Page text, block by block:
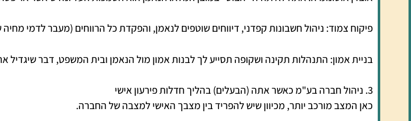
פיקוח צמוד: ניהול חשבונות קפדני, דיווחים שוטפים לנאמן, והפקדת כל הרווחים (מעבר לדמי
בניית אמון: התנהלות תקינה ושקופה תסייע לך לבנות אמון מול הנאמן ובית המשפט, דבר שיגדיל
3. ניהול חברה בע"מ כאשר אתה (הבעלים) בהליך חדלות פירעון אישי
כאן המצב מורכב יותר, מכיוון שיש להפריד בין מצבך האישי למצבה של החברה.